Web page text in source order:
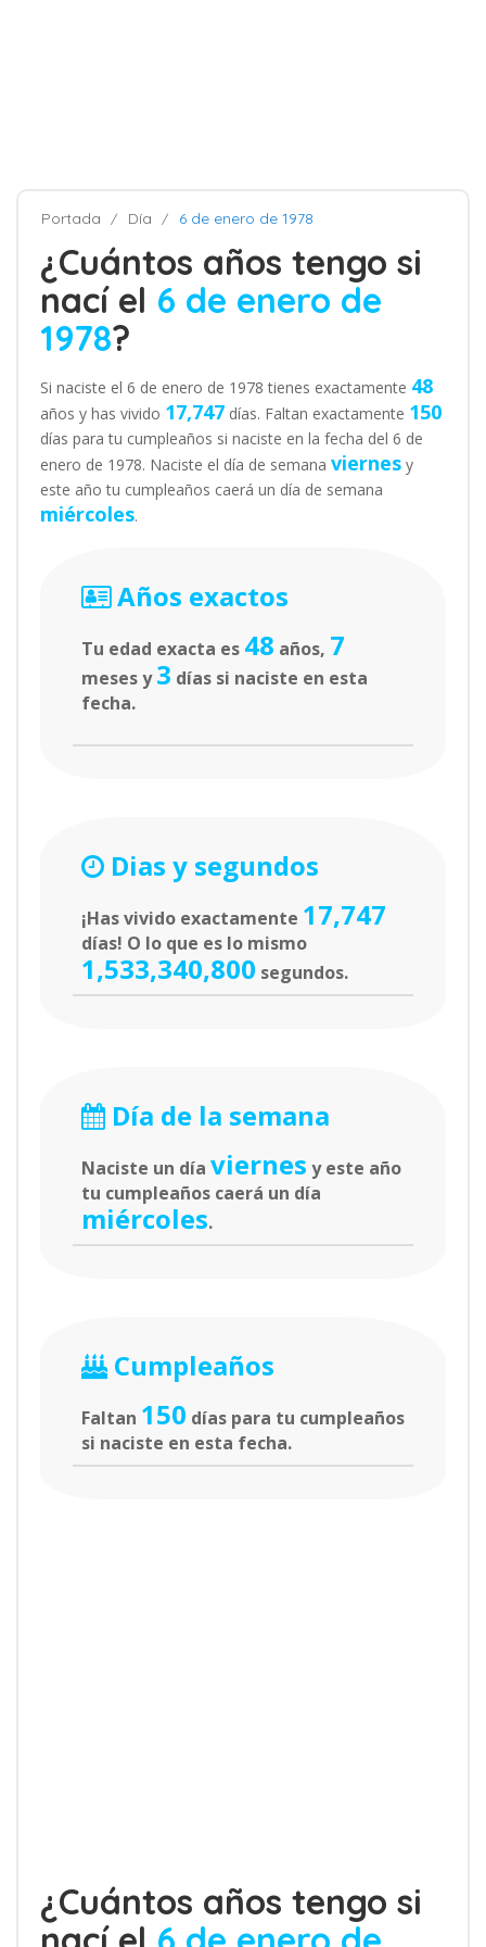
Portada Día 6 de enero de 1978
¿Cuántos años tengo si
nací el 6 de enero de
1978?
Si naciste el 6 de enero de 1978 tienes exactamente 48
años y has vivido 17,747 días. Faltan exactamente 150
días para tu cumpleaños si naciste en la fecha del 6 de
enero de 1978. Naciste el día de semana viernes y
este año tu cumpleaños caerá un día de semana
miércoles.
Años exactos
Tu edad exacta es 48 años, 7
meses y3 días si naciste en esta
fecha.
Dias y segundos
¡Has vivido exactamente 17,747
días! O lo que es lo mismo
1,533,340,800 segundos.
Día de la semana
Naciste un día viernes y este año
tu cumpleaños caerá un día
miércoles.
Cumpleaños
Faltan 150 días para tu cumpleaños
si naciste en esta fecha.
¿Cuántos años tengo si